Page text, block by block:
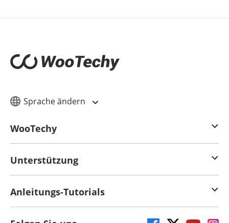
Sprache ändern
WooTechy
Unterstützung
Anleitungs-Tutorials